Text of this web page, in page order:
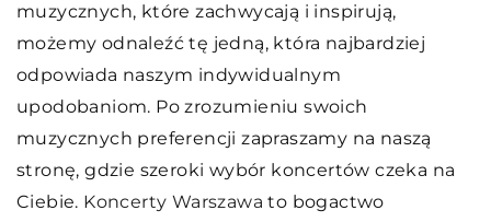
muzycznych, które zachwycają i inspirują,
możemy odnaleźć tę jedną, która najbardziej
odpowiada naszym indywidualnym
upodobaniom. Po zrozumieniu swoich
muzycznych preferencji zapraszamy na naszą
stronę, gdzie szeroki wybór koncertów czeka na
Ciebie. Koncerty Warszawa to bogactwo